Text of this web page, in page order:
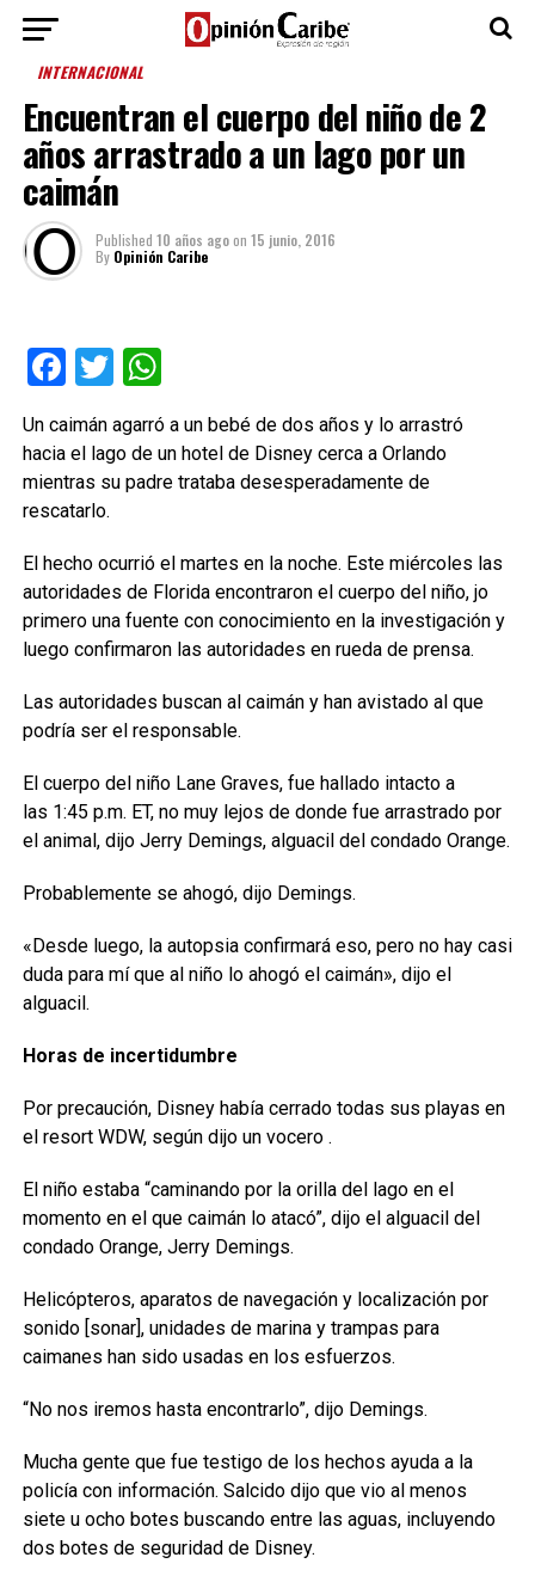
INTERNACIONAL
Encuentran el cuerpo del niño de 2
años arrastrado a un lago por un
caimán
Published 10 años agoon 15 junio, 2016
By Opinión Caribe
Facebook
TwitterWhatsApp
Un caimán agarró a un bebé de dos años y lo arrastró
hacia el lago de un hotel de Disney cerca a Orlando
mientras su padre trataba desesperadamente de
rescatarlo.
El hecho ocurrió el martes en la noche. Este miércoles las
autoridades de Florida encontraron el cuerpo del niño, jo
primero una fuente con conocimiento en la investigación y
luego confirmaron las autoridades en rueda de prensa.
Las autoridades buscan al caimán y han avistado al que
podría ser el responsable.
El cuerpo del niño Lane Graves, fue hallado intacto a
las 1:45 p.m. ET, no muy lejos de donde fue arrastrado por
el animal, dijo Jerry Demings, alguacil del condado Orange.
Probablemente se ahogó, dijo Demings.
«Desde luego, la autopsia confirmará eso, pero no hay casi
duda para mí que al niño lo ahogó el caimán», dijo el
alguacil.
Horas de incertidumbre
Por precaución, Disney había cerrado todas sus playas en
el resort WDW, según dijo un vocero .
El niño estaba “caminando por la orilla del lago en el
momento en el que caimán lo atacó”, dijo el alguacil del
condado Orange, Jerry Demings.
Helicópteros, aparatos de navegación y localización por
sonido [sonar], unidades de marina y trampas para
caimanes han sido usadas en los esfuerzos.
“No nos iremos hasta encontrarlo”, dijo Demings.
Mucha gente que fue testigo de los hechos ayuda a la
policía con información. Salcido dijo que vio al menos
siete u ocho botes buscando entre las aguas, incluyendo
dos botes de seguridad de Disney.